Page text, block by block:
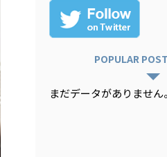
POPULAR
まだデータがありません。